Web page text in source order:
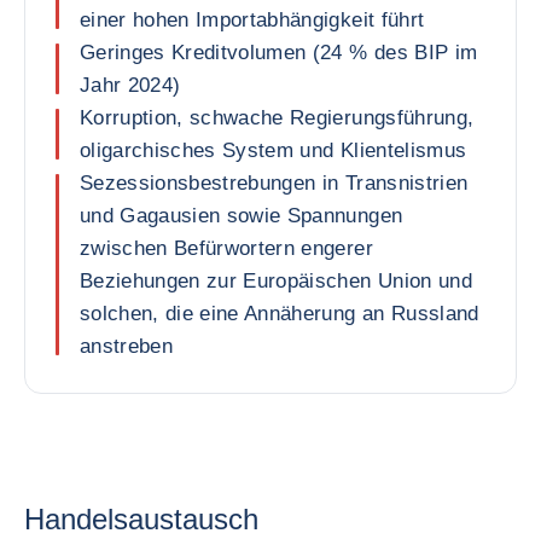
einer hohen Importabhängigkeit führt
Geringes Kreditvolumen (24 % des BIP im
Jahr 2024)
Korruption, schwache Regierungsführung,
oligarchisches System und Klientelismus
Sezessionsbestrebungen in Transnistrien
und Gagausien sowie Spannungen
zwischen Befürwortern engerer
Beziehungen zur Europäischen Union und
solchen, die eine Annäherung an Russland
anstreben
Handelsaustausch